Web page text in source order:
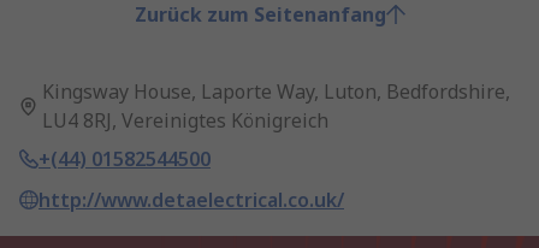
Zurück zum Seitenanfang
Kingsway House, Laporte Way, Luton, Bedfordshire,
LU4 8RJ, Vereinigtes Königreich
+(44) 01582544500
http://www.detaelectrical.co.uk/